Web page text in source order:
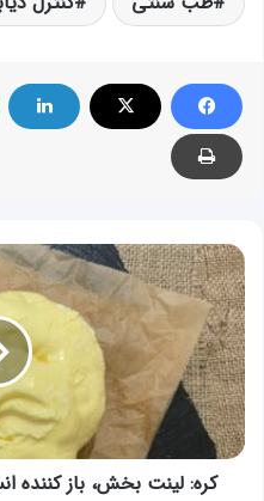
کره:
لینت
بخش،
باز
کننده
انسداد
مجاری
ادراری
و
گوارشیکره: لینت بخش، باز کننده